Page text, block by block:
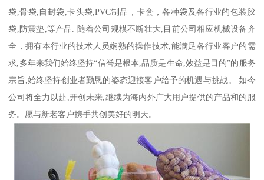
袋,骨袋,自封袋,卡头袋,PVC制品，卡套，各种袋及各行业的包装胶
袋,防震垫,等产品. 随着公司规模不断壮大,目前公司相应机械设备齐
全，拥有本行业的技术人员娴熟的操作技术,能满足各行业客户的需
求,多年来我们始终坚持“信誉是根本,品质是生命,效益是目的”的服务
宗旨,始终坚持创业者勤恳的姿态迎接客户给予的机遇与挑战。 如今
公司将全力以赴,开创未来,继续为海内外广大用户提供的产品和的服
务。愿与新老客户携手共创美好的明天。